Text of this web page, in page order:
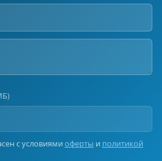
с условиями оферты и политикой